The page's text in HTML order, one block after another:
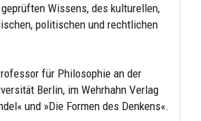
Wissens, des kulturellen,
politischen und rechtlichen
für Philosophie an der
Berlin, im Wehrhahn Verlag
und »Die Formen des Denkens«.